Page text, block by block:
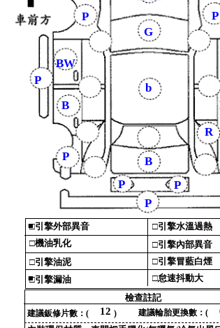
12
G
P P
BW
b
P
B
R
P
B
P
P
P
檢查註記‎
■
■ □‎怠速抖動大‎
□‎引擎內部異音‎
□‎引擎水溫過熱‎
□‎引擎外部異音‎
□‎引擎漏油‎
□‎機油乳化‎
建議鈑修片數‎ ：‎ (‎ ‎ )‎ 建議輪胎更換數‎ ：‎ (‎
□‎引擎油泥‎ □‎引擎冒藍白煙‎